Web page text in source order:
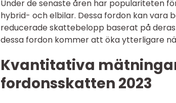
Under de senaste åren har populariteten
hybrid- och elbilar. Dessa fordon kan vara
reducerade skattebelopp baserat på
dessa fordon kommer att öka ytterligare
Kvantitativa
fordonsskatten 2023